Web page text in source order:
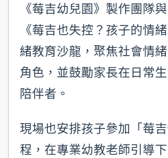
《莓吉幼兒園》製作團隊
《莓吉也失控？孩子的情
緒教育沙龍，聚焦社會情
角色，並鼓勵家長在日常
陪伴者。
現場也安排孩子參加「莓
程，在專業幼教老師引導